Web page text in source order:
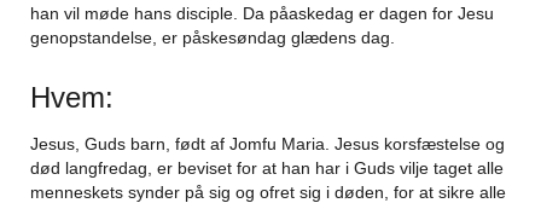
han vil møde hans disciple. Da påaskedag er dagen for Jesu
genopstandelse, er påskesøndag glædens dag.
Hvem:
Jesus, Guds barn, født af Jomfu Maria. Jesus korsfæstelse og
død langfredag, er beviset for at han har i Guds vilje taget alle
menneskets synder på sig og ofret sig i døden, for at sikre alle